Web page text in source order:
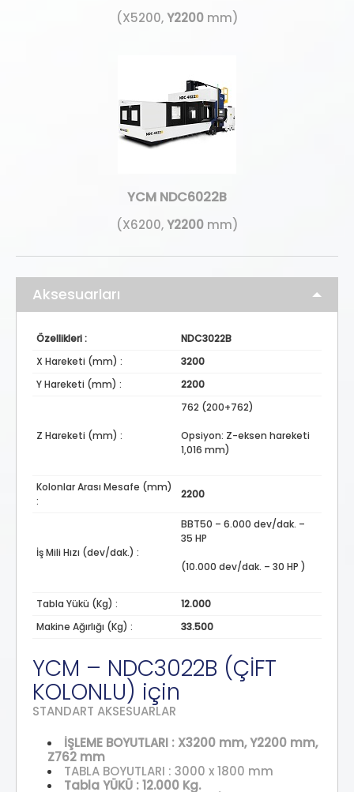
(X5200,Y2200mm)
YCM NDC6022B
(X6200,Y2200mm)
Aksesuarları
Özellikleri :
NDC3022B
X Hareketi (mm) :
3200
Y Hareketi (mm) :
2200
Z Hareketi (mm) :
762 (200+762)
Opsiyon: Z-eksen hareketi
1,016 mm)
Kolonlar Arası Mesafe (mm)
:
2200
İş Mili Hızı (dev/dak.) :
BBT50 – 6.000 dev/dak. –
35 HP
(10.000 dev/dak. – 30 HP )
Tabla Yükü (Kg) :
12.000
Makine Ağırlığı (Kg) :
33.500
YCM – NDC3022B (ÇİFT
KOLONLU) için
STANDART AKSESUARLAR
İŞLEME BOYUTLARI : X3200 mm, Y2200 mm,
Z762 mm
TABLA BOYUTLARI : 3000 x 1800 mm
Tabla YÜKÜ : 12.000 Kg.